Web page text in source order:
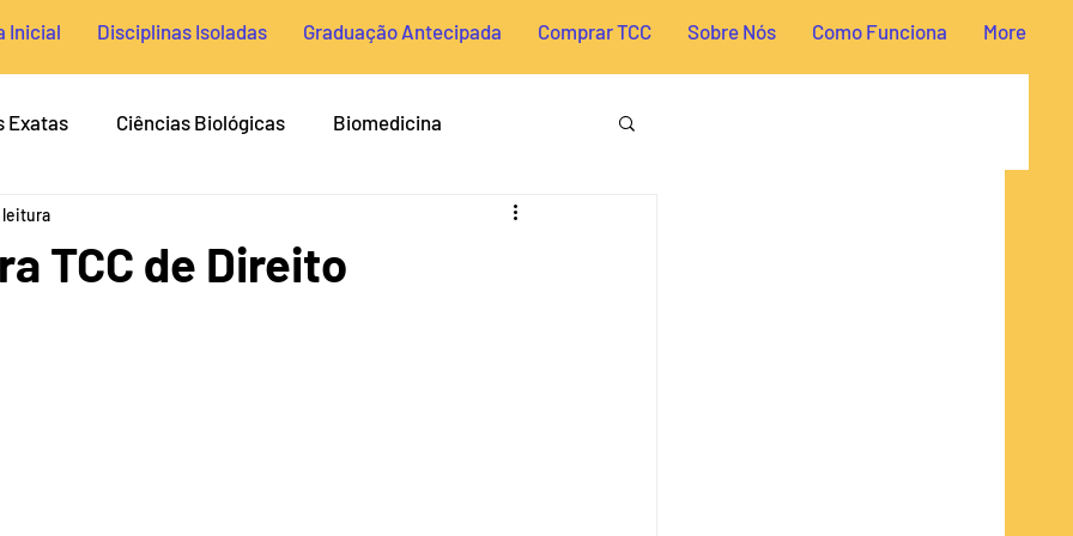
Inicial Disciplinas Isoladas Graduação Antecipada Comprar TCC Sobre Nós Como Funciona More
Exatas Ciências Biológicas Biomedicina
Técnicas
TCC de Direito
leitura